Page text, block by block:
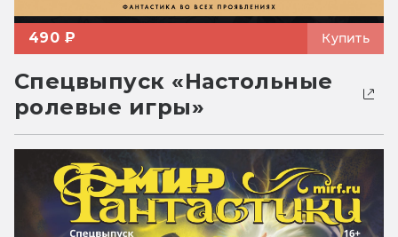
490 ₽ Купить
Спецвыпуск «Настольные
ролевые игры»